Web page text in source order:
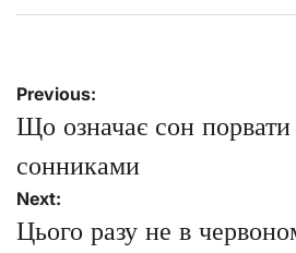
Навігація
записів
Previous:
Що означає сон порвати
сонниками
Next:
Цього разу не в